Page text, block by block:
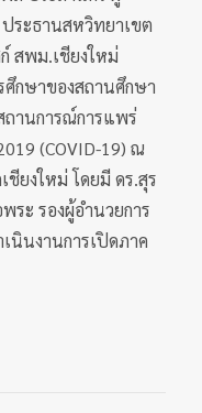
ระธานสหวิทยาเขต
สพม.เชียงใหม่
กษาของสถานศึกษา
ถานการณ์การแพร่
(COVID-19) ณ
ชียงใหม่ โดยมี ดร.สุร
ระ รองผู้อำนวยการ
นินงานการเปิดภาค